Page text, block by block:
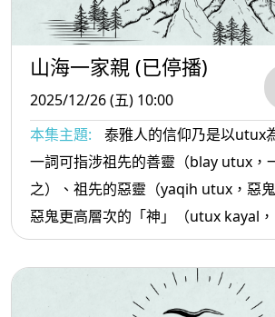
山海一家親 (已停播)
2025/12/26 (五) 10:00
本集主題:
泰雅人的信仰乃是以utux
一詞可指涉祖先的善靈（blay utux，
之）、祖先的惡靈（yaqih utux，惡
惡鬼更高層次的「神」（utux kayal，